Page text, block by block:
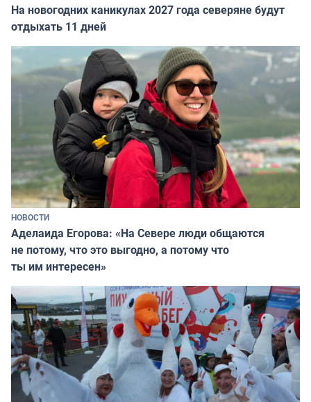
На новогодних каникулах 2027 года северяне будут
отдыхать 11 дней
НОВОСТИ
Аделаида Егорова: «На Севере люди общаются
не потому, что это выгодно, а потому что
ты им интересен»